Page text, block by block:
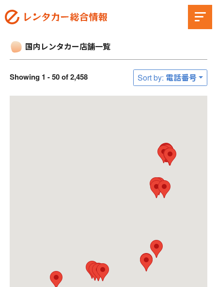
国内レンタカー店舗一覧
Showing 1 - 50 of 2,458 Sort by: 電話番号